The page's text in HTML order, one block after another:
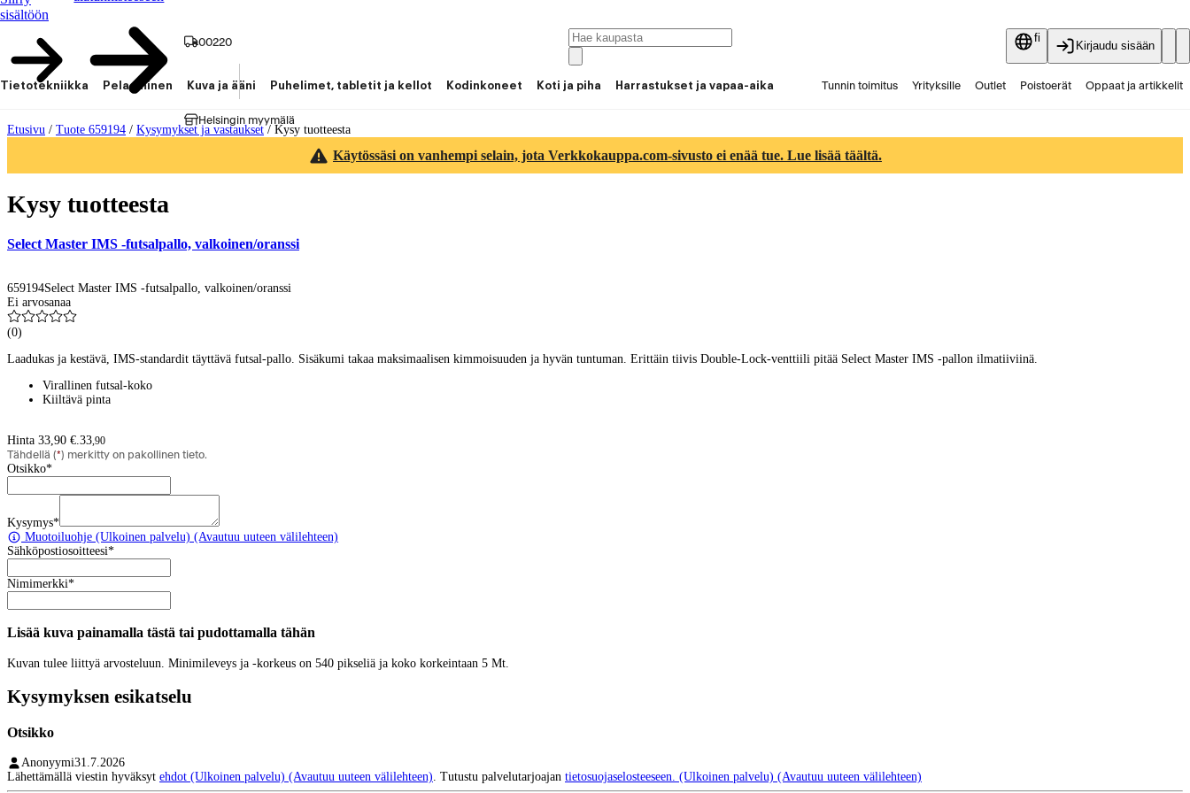
sisältöön
00220
Helsingin myymälä
fi
Kirjaudu sisään
Tietotekniikka Pelaaminen Kuva ja ääni Puhelimet, tabletit ja kellot Kodinkoneet Koti ja piha Harrastukset ja vapaa-aika Tunnin toimitus Yrityksille Outlet Poistoerät Oppaat ja artikkelit
Etusivu / Tuote 659194 / Kysymykset ja vastaukset/ Kysy tuotteesta
Käytössäsi on vanhempi selain, jota Verkkokauppa.com-sivusto ei enää tue. Lue lisää täältä.
Kysy tuotteesta
Select Master IMS -futsalpallo, valkoinen/oranssi
659194Select Master IMS -futsalpallo, valkoinen/oranssi
Ei arvosanaa
(0)
Laadukas ja kestävä, IMS-standardit täyttävä futsal-pallo. Sisäkumi takaa maksimaalisen kimmoisuuden ja hyvän tuntuman. Erittäin tiivis Double-Lock-venttiili pitää Select Master IMS -pallon ilmatiiviinä.
Virallinen futsal-koko
Kiiltävä pinta
Hinta 33,90 €.33,90
Tähdellä (*) merkitty on pakollinen tieto.
Otsikko*
Kysymys*
Muotoiluohje (Ulkoinen palvelu) (Avautuu uuteen välilehteen)
Sähköpostiosoitteesi*
Nimimerkki*
Lisää kuva painamalla tästä tai pudottamalla tähän
Kuvan tulee liittyä arvosteluun. Minimileveys ja -korkeus on 540 pikseliä ja koko korkeintaan 5 Mt.
Kysymyksen esikatselu
Otsikko
Anonyymi31.7.2026
Lähettämällä viestin hyväksyt ehdot (Ulkoinen palvelu) (Avautuu uuteen välilehteen). Tutustu palvelutarjoajan tietosuojaselosteeseen. (Ulkoinen palvelu) (Avautuu uuteen välilehteen)